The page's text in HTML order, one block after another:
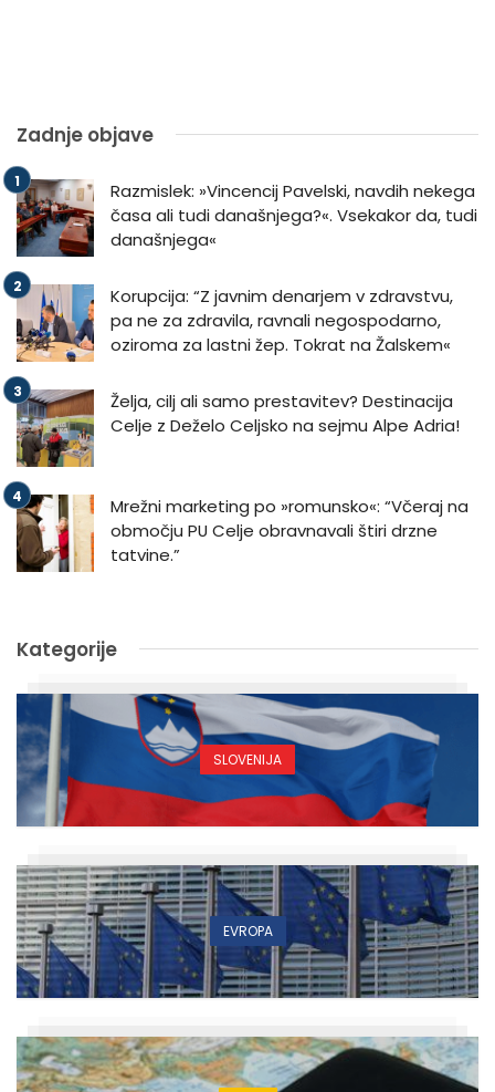
Zadnje objave
Razmislek: »Vincencij Pavelski, navdih nekega
časa ali tudi današnjega?«. Vsekakor da, tudi
današnjega«
Korupcija: “Z javnim denarjem v zdravstvu,
pa ne za zdravila, ravnali negospodarno,
oziroma za lastni žep. Tokrat na Žalskem«
Želja, cilj ali samo prestavitev? Destinacija
Celje z Deželo Celjsko na sejmu Alpe Adria!
Mrežni marketing po »romunsko«: “Včeraj na
območju PU Celje obravnavali štiri drzne
tatvine.”
Kategorije
SLOVENIJA
EVROPA